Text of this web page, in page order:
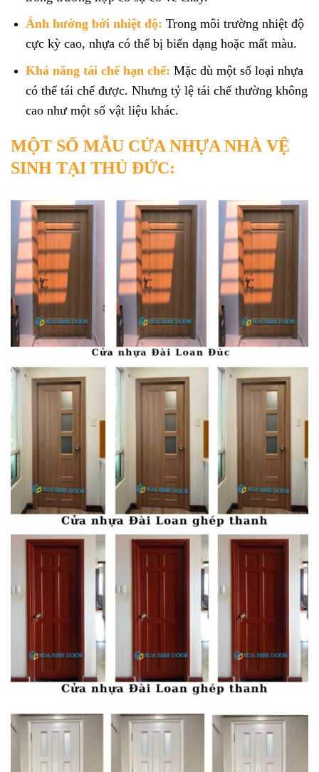
Ảnh hưởng bởi nhiệt độ: Trong môi trường nhiệt độ
cực kỳ cao, nhựa có thể bị biến dạng hoặc mất màu.
Khả năng tái chế hạn chế: Mặc dù một số loại nhựa
có thể tái chế được. Nhưng tỷ lệ tái chế thường không
cao như một số vật liệu khác.
MỘT SỐ MẪU CỬA NHỰA NHÀ VỆ
SINH TẠI THỦ ĐỨC: